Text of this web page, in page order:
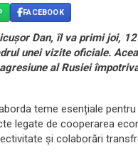
FACEBOOK
Dan, îl va primi joi,
unei vizite oficiale.
al Rusiei
teme esențiale
legate de cooperarea
și colaborări